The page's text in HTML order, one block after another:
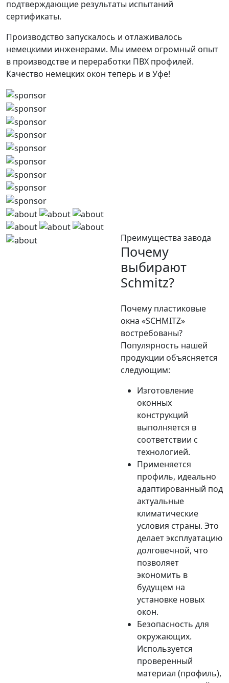
подтверждающие результаты испытаний
сертификаты.
Производство запускалось и отлаживалось
немецкими инженерами. Мы имеем огромный опыт
в производстве и переработки ПВХ профилей.
Качество немецких окон теперь и в Уфе!
Преимущества завода
Почему
выбирают
Schmitz?
Почему пластиковые
окна «SCHMITZ»
востребованы?
Популярность нашей
продукции объясняется
следующим:
Изготовление
оконных
конструкций
выполняется в
соответствии с
технологией.
Применяется
профиль, идеально
адаптированный под
актуальные
климатические
условия страны. Это
делает эксплуатацию
долговечной, что
позволяет
экономить в
будущем на
установке новых
окон.
Безопасность для
окружающих.
Используется
проверенный
материал (профиль),